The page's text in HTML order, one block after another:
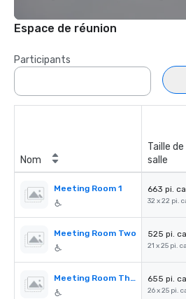
Espace de réunion
Participants
Nom
Taille de
salle
Meeting Room 1 663 pi.
32 x 22 pi.
Meeting Room Two 525 pi.
21 x 25 pi.
Meeting Room Three 655 pi.
26 x 25 pi.